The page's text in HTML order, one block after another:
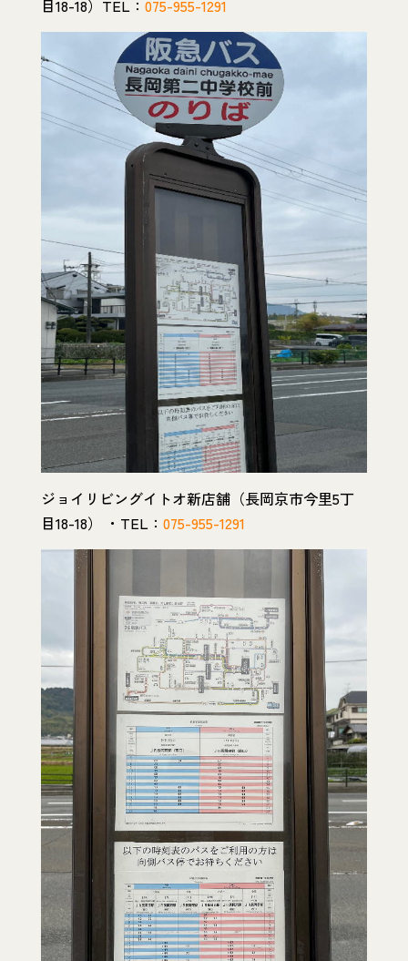
目18-18）TEL： 075-955-1291
ジョイリビングイトオ新店舗（長岡京市今里5丁
目18-18） ・TEL： 075-955-1291